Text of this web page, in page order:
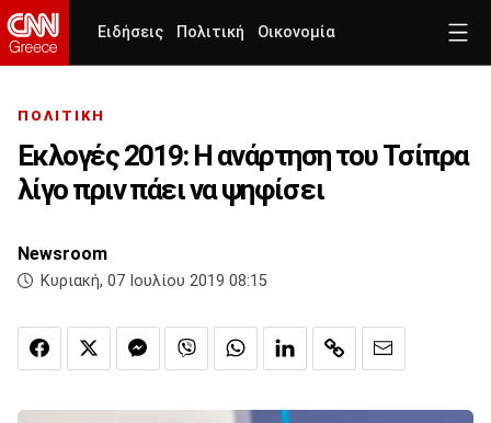
Ειδήσεις Πολιτική Οικονομία
ΠΟΛΙΤΙΚΗ
Εκλογές 2019: Η ανάρτηση του Τσίπρα
λίγο πριν πάει να ψηφίσει
Newsroom
Κυριακή, 07 Ιουλίου 2019 08:15